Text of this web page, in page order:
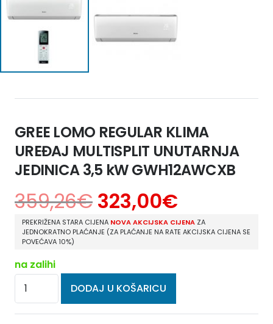
GREE LOMO REGULAR KLIMA
UREĐAJ MULTISPLIT UNUTARNJA
JEDINICA 3,5 kW GWH12AWCXB
359,26€ 323,00€
PREKRIŽENA STARA CIJENA NOVA AKCIJSKA CIJENA ZA
JEDNOKRATNO PLAĆANJE (ZA PLAĆANJE NA RATE AKCIJSKA CIJENA SE
POVEĆAVA 10%)
na zalihi
GREE
LOMO
REGULAR
DODAJ U KOŠARICU